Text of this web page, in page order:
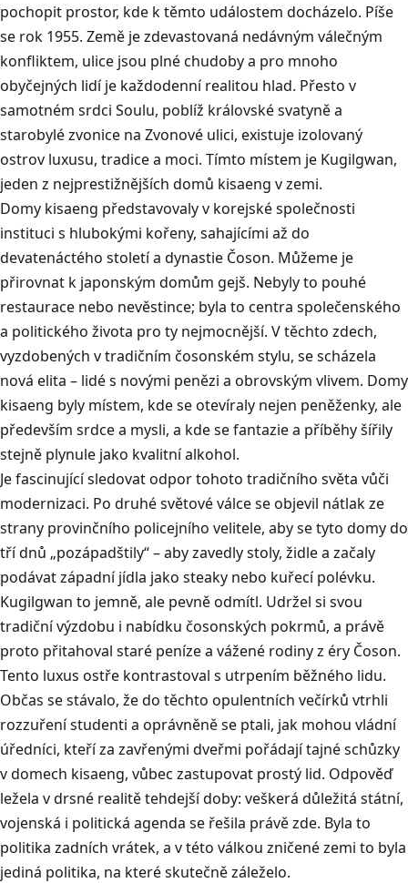
pochopit prostor, kde k těmto událostem docházelo. Píše
se rok 1955. Země je zdevastovaná nedávným válečným
konfliktem, ulice jsou plné chudoby a pro mnoho
obyčejných lidí je každodenní realitou hlad. Přesto v
samotném srdci Soulu, poblíž královské svatyně a
starobylé zvonice na Zvonové ulici, existuje izolovaný
ostrov luxusu, tradice a moci. Tímto místem je Kugilgwan,
jeden z nejprestižnějších domů kisaeng v zemi.
Domy kisaeng představovaly v korejské společnosti
instituci s hlubokými kořeny, sahajícími až do
devatenáctého století a dynastie Čoson. Můžeme je
přirovnat k japonským domům gejš. Nebyly to pouhé
restaurace nebo nevěstince; byla to centra společenského
a politického života pro ty nejmocnější. V těchto zdech,
vyzdobených v tradičním čosonském stylu, se scházela
nová elita – lidé s novými penězi a obrovským vlivem. Domy
kisaeng byly místem, kde se otevíraly nejen peněženky, ale
především srdce a mysli, a kde se fantazie a příběhy šířily
stejně plynule jako kvalitní alkohol.
Je fascinující sledovat odpor tohoto tradičního světa vůči
modernizaci. Po druhé světové válce se objevil nátlak ze
strany provinčního policejního velitele, aby se tyto domy do
tří dnů „pozápadštily“ – aby zavedly stoly, židle a začaly
podávat západní jídla jako steaky nebo kuřecí polévku.
Kugilgwan to jemně, ale pevně odmítl. Udržel si svou
tradiční výzdobu i nabídku čosonských pokrmů, a právě
proto přitahoval staré peníze a vážené rodiny z éry Čoson.
Tento luxus ostře kontrastoval s utrpením běžného lidu.
Občas se stávalo, že do těchto opulentních večírků vtrhli
rozzuření studenti a oprávněně se ptali, jak mohou vládní
úředníci, kteří za zavřenými dveřmi pořádají tajné schůzky
v domech kisaeng, vůbec zastupovat prostý lid. Odpověď
ležela v drsné realitě tehdejší doby: veškerá důležitá státní,
vojenská i politická agenda se řešila právě zde. Byla to
politika zadních vrátek, a v této válkou zničené zemi to byla
jediná politika, na které skutečně záleželo.